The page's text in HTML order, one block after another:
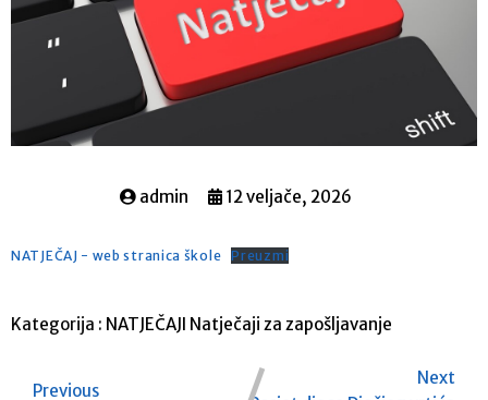
admin 12 veljače, 2026
NATJEČAJ - web stranica škole Preuzmi
Kategorija : NATJEČAJI Natječaji za zapošljavanje
Previous
Next